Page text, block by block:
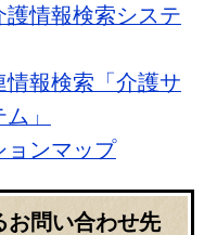
護情報検索システ
報検索「介護サ
」
ョンマップ
お問い合わせ先